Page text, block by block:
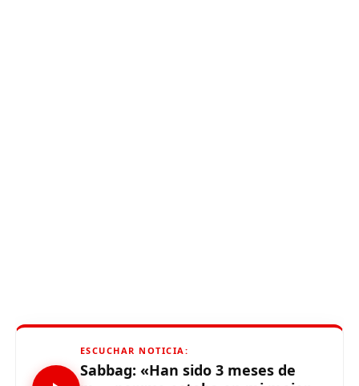
ESCUCHAR NOTICIA:
Sabbag: «Han sido 3 meses de